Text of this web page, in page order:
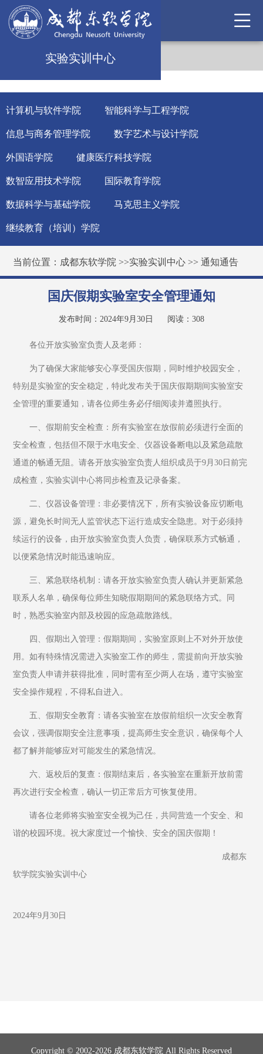
实验实训中心
计算机与软件学院 智能科学与工程学院
信息与商务管理学院 数字艺术与设计学院
外国语学院 健康医疗科技学院
数智应用技术学院 国际教育学院
数据科学与基础学院 马克思主义学院
继续教育（培训）学院
当前位置： 成都东软学院 >>实验实训中心 >>通知通告
国庆假期实验室安全管理通知
发布时间：2024年9月30日 阅读： 308
各位开放实验室负责人及老师：
为了确保大家能够安心享受国庆假期，同时维护校园安全，
特别是实验室的安全稳定，特此发布关于国庆假期期间实验室安
全管理的重要通知，请各位师生务必仔细阅读并遵照执行。
一、假期前安全检查：所有实验室在放假前必须进行全面的
安全检查，包括但不限于水电安全、仪器设备断电以及紧急疏散
通道的畅通无阻。请各开放实验室负责人组织成员于9月30日前完
成检查，实验实训中心将同步检查及记录备案。
二、仪器设备管理：非必要情况下，所有实验设备应切断电
源，避免长时间无人监管状态下运行造成安全隐患。对于必须持
续运行的设备，由开放实验室负责人负责，确保联系方式畅通，
以便紧急情况时能迅速响应。
三、紧急联络机制：请各开放实验室负责人确认并更新紧急
联系人名单，确保每位师生知晓假期期间的紧急联络方式。同
时，熟悉实验室内部及校园的应急疏散路线。
四、假期出入管理：假期期间，实验室原则上不对外开放使
用。如有特殊情况需进入实验室工作的师生，需提前向开放实验
室负责人申请并获得批准，同时需有至少两人在场，遵守实验室
安全操作规程，不得私自进入。
五、假期安全教育：请各实验室在放假前组织一次安全教育
会议，强调假期安全注意事项，提高师生安全意识，确保每个人
都了解并能够应对可能发生的紧急情况。
六、返校后的复查：假期结束后，各实验室在重新开放前需
再次进行安全检查，确认一切正常后方可恢复使用。
请各位老师将实验室安全视为己任，共同营造一个安全、和
谐的校园环境。祝大家度过一个愉快、安全的国庆假期！
成都东
软学院实验实训中心
2024年9月30日
Copyright © 2002-2026 成都东软学院 All Rights Reserved